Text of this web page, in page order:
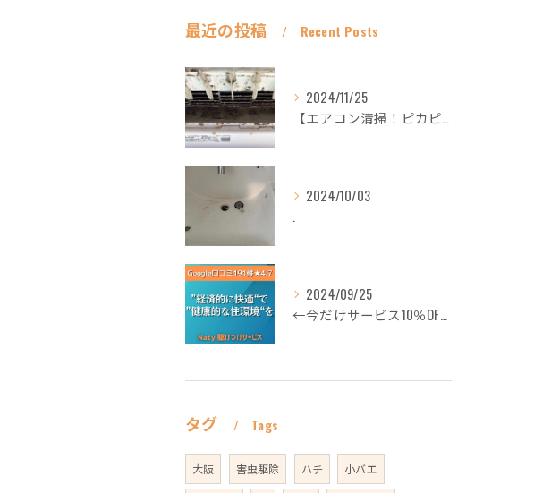
最近の投稿 Recent Posts
2024/11/25
【エアコン清掃！ピカピカ綺麗に！ハウスクリーニングなら
2024/10/03
.
2024/09/25
←今だけサービス10％OFFギフト券プロフィールから
タグ Tags
大阪 害虫駆除 ハチ 小バエ